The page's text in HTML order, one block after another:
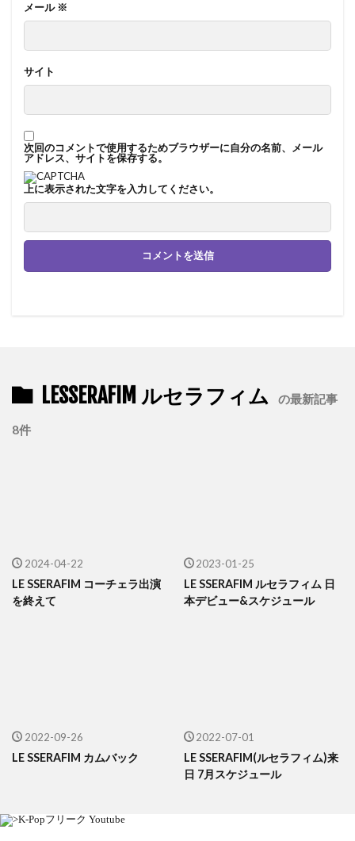
メール ※
サイト
次回のコメントで使用するためブラウザーに自分の名前、メール
アドレス、サイトを保存する。
上に表示された文字を入力してください。
LESSERAFIM ルセラフィム の最新記事
8件
2024-04-22
LE SSERAFIM コーチェラ出演
を終えて
2023-01-25
LE SSERAFIM ルセラフィム 日
本デビュー&スケジュール
2022-09-26
LE SSERAFIM カムバック
2022-07-01
LE SSERAFIM(ルセラフィム)来
日 7月スケジュール